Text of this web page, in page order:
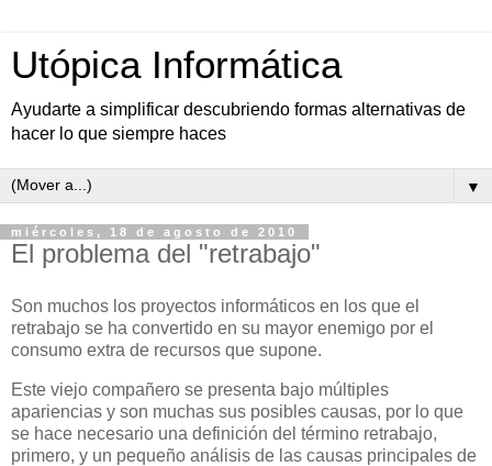
Utópica Informática
Ayudarte a simplificar descubriendo formas alternativas de
hacer lo que siempre haces
▼
miércoles, 18 de agosto de 2010
El problema del "retrabajo"
Son muchos los proyectos informáticos en los que el
retrabajo se ha convertido en su mayor enemigo por el
consumo extra de recursos que supone.
Este viejo compañero se presenta bajo múltiples
apariencias y son muchas sus posibles causas, por lo que
se hace necesario una definición del término retrabajo,
primero, y un pequeño análisis de las causas principales de